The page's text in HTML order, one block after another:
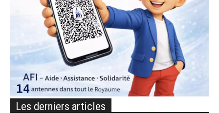
Les derniers articles